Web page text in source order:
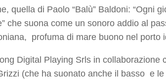
quella di Paolo “Balù” Baldoni: “Ogni
che suona come un sonoro addio al
profuma di mare buono nel porto
Digital Playing Srls in collaborazione
(che ha suonato anche il basso e